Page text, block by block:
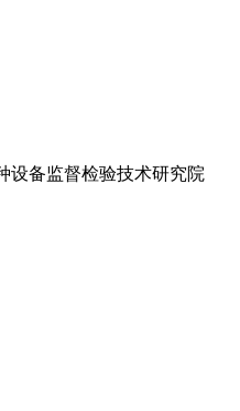
设备监督检验技术研究院